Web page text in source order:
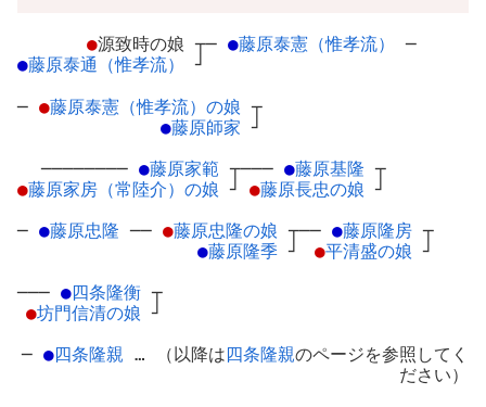
●源致時の娘 ┬
●藤原泰通（惟孝流） ┘
─ ●藤原泰憲（惟孝流） ─
─ ●藤原泰憲（惟孝流）の娘 ┬
●藤原師家 ┘
──────── ●藤原家範 ┬
●藤原家房（常陸介）の娘 ┘
─── ●藤原基隆 ┬
●藤原長忠の娘 ┘
─ ●藤原忠隆 ── ●藤原忠隆の娘 ┬
●藤原隆季 ┘
── ●藤原隆房 ┬
●平清盛の娘 ┘
─── ●四条隆衡 ┬
●坊門信清の娘 ┘
─ ●四条隆親 … （以降は 四条隆親のページを参照してく
ださい）